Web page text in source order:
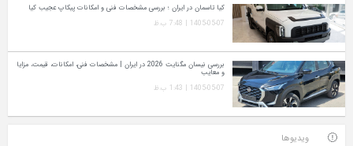
کیا تاسمان در ایران ؛ بررسی مشخصات فنی و امکانات پیکاپ عجیب کیا
1405-05-07 | 7:48 ب.ظ
بررسی نیسان مگنایت 2026 در ایران | مشخصات فنی، امکانات، قیمت، مزایا
و معایب
1405-05-07 | 1:43 ب.ظ
ویدیوها